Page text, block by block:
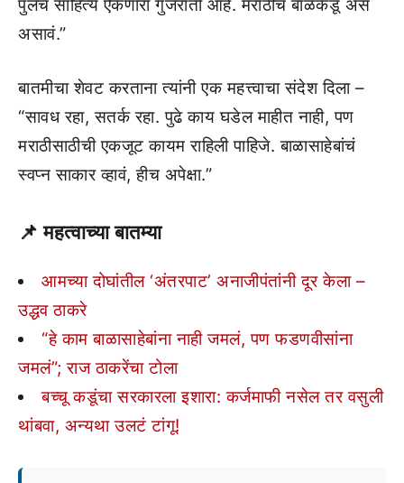
पुलंचं साहित्य ऐकणारा गुजराती आहे. मराठीचं बाळकडू असं
असावं.”
बातमीचा शेवट करताना त्यांनी एक महत्त्वाचा संदेश दिला –
“सावध रहा, सतर्क रहा. पुढे काय घडेल माहीत नाही, पण
मराठीसाठीची एकजूट कायम राहिली पाहिजे. बाळासाहेबांचं
स्वप्न साकार व्हावं, हीच अपेक्षा.”
📌 महत्वाच्या बातम्या
आमच्या दोघांतील ‘अंतरपाट’ अनाजीपंतांनी दूर केला –
उद्धव ठाकरे
“हे काम बाळासाहेबांना नाही जमलं, पण फडणवीसांना
जमलं”; राज ठाकरेंचा टोला
बच्चू कडूंचा सरकारला इशारा: कर्जमाफी नसेल तर वसुली
थांबवा, अन्यथा उलटं टांगू!